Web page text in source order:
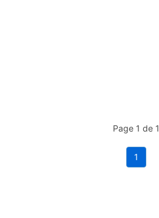
Page 1 de 1
1